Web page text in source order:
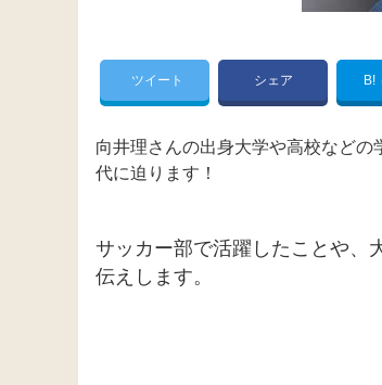
ツイート シェア B!
向井理さんの出身大学や高校など
代に迫ります！
サッカー部で活躍したことや、
伝えします。